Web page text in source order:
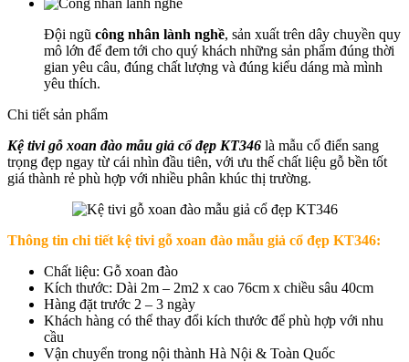
Đội ngũ công nhân lành nghề, sản xuất trên dây chuyền quy
mô lớn để đem tới cho quý khách những sản phẩm đúng thời
gian yêu câu, đúng chất lượng và đúng kiểu dáng mà mình
yêu thích.
Chi tiết sản phẩm
Kệ tivi gỗ xoan đào mẫu giả cổ đẹp KT346 là mẫu cổ điển sang
trọng đẹp ngay từ cái nhìn đầu tiên, với ưu thế chất liệu gỗ bền tốt
giá thành rẻ phù hợp với nhiều phân khúc thị trường.
Thông tin chi tiết kệ tivi gỗ xoan đào mẫu giả cổ đẹp KT346:
Chất liệu: Gỗ xoan đào
Kích thước: Dài 2m – 2m2 x cao 76cm x chiều sâu 40cm
Hàng đặt trước 2 – 3 ngày
Khách hàng có thể thay đổi kích thước để phù hợp với nhu
cầu
Vận chuyển trong nội thành Hà Nội & Toàn Quốc